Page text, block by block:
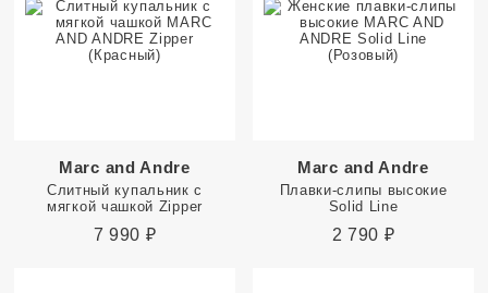
Marc and Andre
Слитный купальник с
мягкой чашкой Zipper
7 990 ₽
Marc and Andre
Плавки-слипы высокие
Solid Line
2 790 ₽